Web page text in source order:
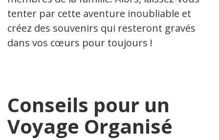
tenter par cette aventure inoubliable et
créez des souvenirs qui resteront gravés
dans vos cœurs pour toujours !
Conseils pour un
Voyage Organisé